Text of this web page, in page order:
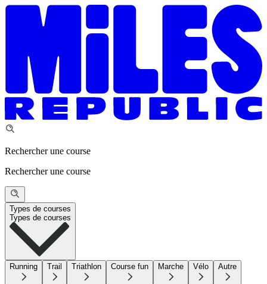
Rechercher une course
Rechercher une course
Types de courses
Types de courses
Running Trail Triathlon Course fun Marche Vélo Autre